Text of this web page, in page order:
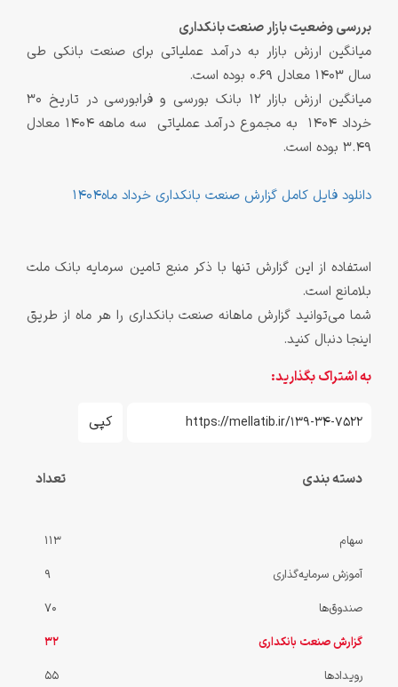
بررسی وضعیت بازار صنعت بانکداری
میانگین ارزش بازار به درآمد عملیاتی برای صنعت بانکی طی
سال 1403 معادل 0.69 بوده است.
میانگین ارزش بازار 12 بانک بورسی و فرابورسی در تاریخ 30
خرداد 1404 به مجموع درآمد عملیاتی سه ماهه 1404 معادل
3.49 بوده است.
دانلود فایل کامل گزارش صنعت بانکداری خرداد ماه1404
استفاده از این گزارش تنها با ذکر منبع تامین سرمایه بانک ملت
بلامانع است.
شما می‌توانید گزارش ماهانه صنعت بانکداری را هر ماه از طریق
اینجا دنبال کنید.
به اشتراک بگذارید:
کپی
دسته بندی تعداد
سهام
113
آموزش سرمایه‌گذاری
9
صندوق‌ها
70
گزارش صنعت بانکداری
32
رویدادها
55